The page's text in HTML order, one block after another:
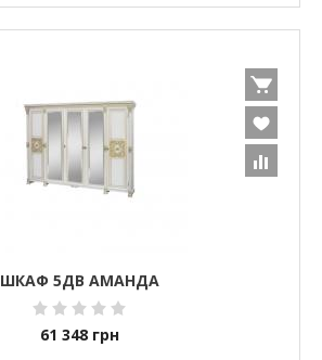
ШКАФ 5ДВ АМАНДА
61 348 грн